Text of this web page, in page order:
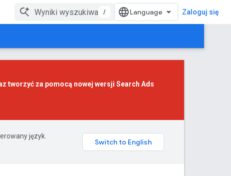
/ Zaloguj się
tworzyć za pomocą nowej wersji Search Ads
język.